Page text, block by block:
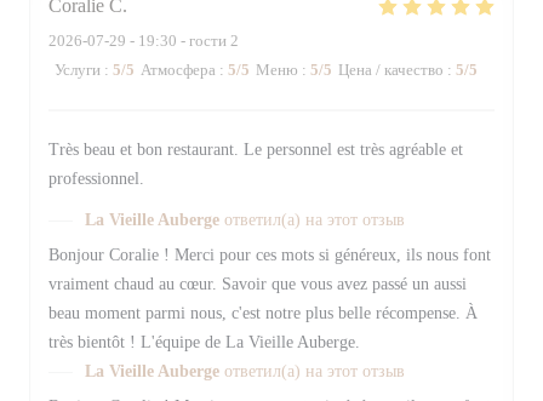
Coralie C
2026-07-29 - 19:30 - гости 2
Услуги : 5/5 Атмосфера : 5/5 Меню : 5/5 Цена / качество : 5/5
Très beau et bon restaurant. Le personnel est très agréable et
professionnel.
La Vieille Auberge ответил(а) на этот отзыв
Bonjour Coralie ! Merci pour ces mots si généreux, ils nous font
vraiment chaud au cœur. Savoir que vous avez passé un aussi
beau moment parmi nous, c'est notre plus belle récompense. À
très bientôt ! L'équipe de La Vieille Auberge.
La Vieille Auberge ответил(а) на этот отзыв